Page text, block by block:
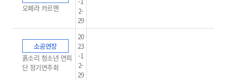
오페라 카르멘
2-
29
소공연장
흙소리 청소년 연희
단 정기연주회
20
23
-1
2-
29